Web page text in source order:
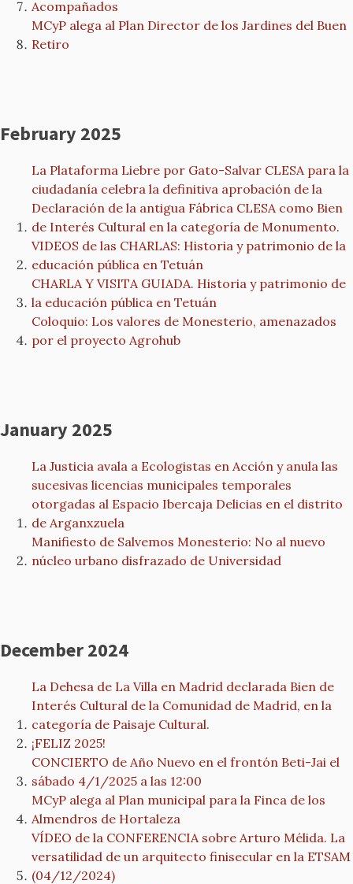
Acompañados
MCyP alega al Plan Director de los Jardines del Buen
Retiro
February 2025
La Plataforma Liebre por Gato-Salvar CLESA para la
ciudadanía celebra la definitiva aprobación de la
Declaración de la antigua Fábrica CLESA como Bien
de Interés Cultural en la categoría de Monumento.
VIDEOS de las CHARLAS: Historia y patrimonio de la
educación pública en Tetuán
CHARLA Y VISITA GUIADA. Historia y patrimonio de
la educación pública en Tetuán
Coloquio: Los valores de Monesterio, amenazados
por el proyecto Agrohub
January 2025
La Justicia avala a Ecologistas en Acción y anula las
sucesivas licencias municipales temporales
otorgadas al Espacio Ibercaja Delicias en el distrito
de Arganxzuela
Manifiesto de Salvemos Monesterio: No al nuevo
núcleo urbano disfrazado de Universidad
December 2024
La Dehesa de La Villa en Madrid declarada Bien de
Interés Cultural de la Comunidad de Madrid, en la
categoría de Paisaje Cultural.
¡FELIZ 2025!
CONCIERTO de Año Nuevo en el frontón Beti-Jai el
sábado 4/1/2025 a las 12:00
MCyP alega al Plan municipal para la Finca de los
Almendros de Hortaleza
VÍDEO de la CONFERENCIA sobre Arturo Mélida. La
versatilidad de un arquitecto finisecular en la ETSAM
(04/12/2024)